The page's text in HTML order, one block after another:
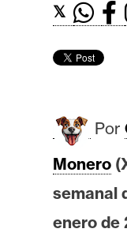
e
m
I
A
A
n
𝕏
Por
Monero
semanal
enero de